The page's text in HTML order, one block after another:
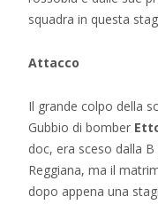
squadra in questa
Attacco
Il grande colpo della
Gubbio di bomber
doc, era sceso dalla
Reggiana, ma il
dopo appena una